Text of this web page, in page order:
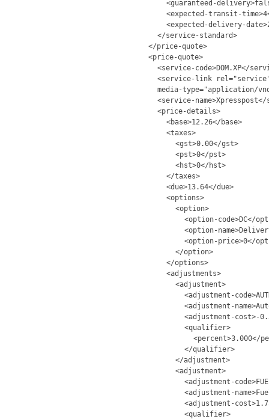
<guaranteed-
<expected-transit-
<expected-delivery-
</service-standard>
</price-quote>
<price-quote>
<service-code>DOM.XP</
<service-link rel="service"
media-type="application/
<service-name>Xpresspost</
<price-details>
<base>12.26</base>
<taxes>
<gst>0.00</gst>
<pst>0</pst>
<hst>0</hst>
</taxes>
<due>13.64</due>
<options>
<option>
<option-code>DC</
<option-
<option-price>0</
</option>
</options>
<adjustments>
<adjustment>
<adjustment-
<adjustment-
<adjustment-cost>-
<qualifier>
<percent>3.000</
</qualifier>
</adjustment>
<adjustment>
<adjustment-
<adjustment-
<adjustment-
<qualifier>